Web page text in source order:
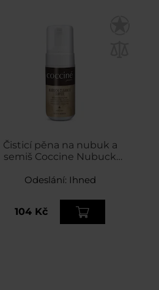
Čisticí pěna na nubuk a
semiš Coccine Nubuck
Odeslání: Ihned
104 Kč